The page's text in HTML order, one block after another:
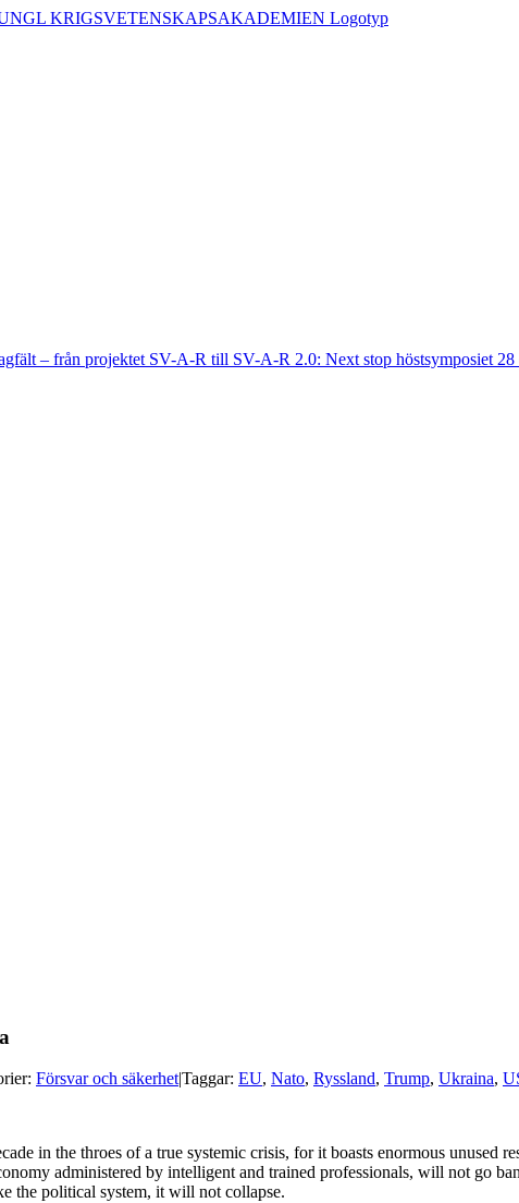
– från projektet SV-A-R till SV-A-R 2.0: Next stop höstsymposiet 28
Försvar och säkerhet|Taggar: EU, Nato, Ryssland, Trump, Ukraina,
in the throes of a true systemic crisis, for it boasts enormous unused
administered by intelligent and trained professionals, will not go
the political system, it will not collapse.